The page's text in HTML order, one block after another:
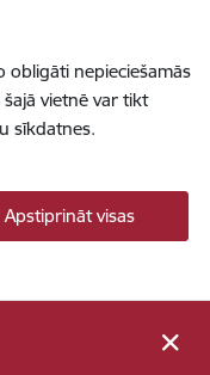
obligāti nepieciešamās
vietnē var tikt
sīkdatnes.
Apstiprināt visas